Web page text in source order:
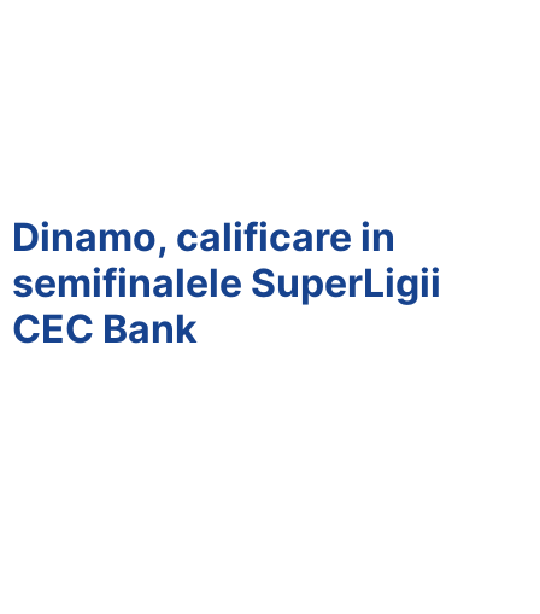
Dinamo, calificare in
semifinalele SuperLigii
CEC Bank